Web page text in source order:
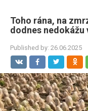
Toho rána, na
dodnes nedokážu
Published by: 26.06.2025